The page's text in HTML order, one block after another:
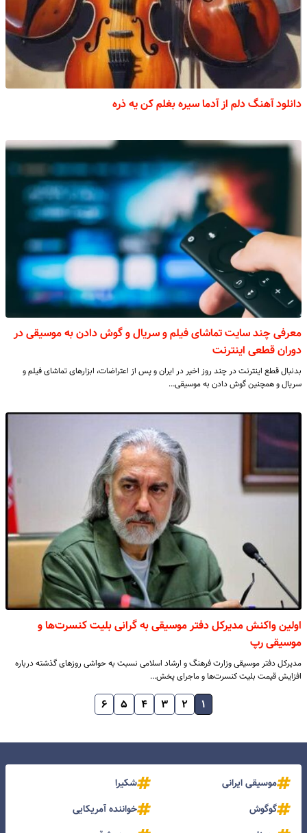
دانلود آهنگ دلم از آدما سیره بغلم کن یه ذره
معرفی چند سایت تماشای فیلم و سریال و گوش دادن به موسیقی در
دوران قطعی اینترنت
بدنبال قطع اینترنت در چند روز اخیر در ایران و پس از اعتراضات، ابزارهای تماشای فیلم و
سریال و همچنین گوش دادن به موسیقی…
اولین واکنش مدیرکل دفتر موسیقی به گرانی بلیت کنسرت‌ها و
موسیقی رپ
مدیرکل دفتر موسیقی وزارت فرهنگ و ارشاد اسلامی نسبت به حواشی روزهای گذشته درباره
افزایش قیمت بلیت کنسرت‌ها و ماجرای پخش…
۱ ۲ ۳ ۴ ۵ ۶
موسیقی ایرانی
شکیرا
گوگوش
خواننده آمریکایی